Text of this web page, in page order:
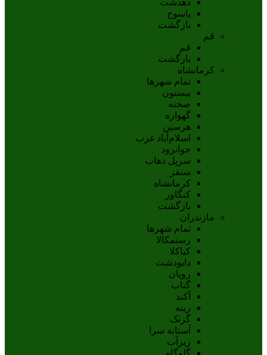
ياسوج
بازگشت
قم
قم
بازگشت
کرمانشاه
تمام شهر‌ها
بیستون
صحنه
گهواره
هرسین
اسلام‌‌آباد غرب
جوانرود
سرپل ذهاب
سنقر
کرمانشاه
کنگاور
بازگشت
مازندران
تمام شهر‌ها
رستمکالا
کیاکلا
دابودشت
رویان
گتاب
آکند
رینه
گزنک
آستانه سرا
زیرآب
گلوگاه